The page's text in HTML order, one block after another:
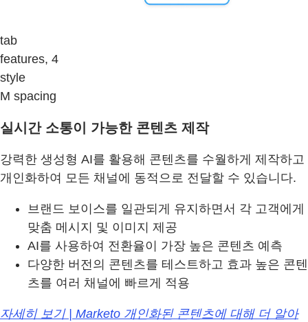
tab
features, 4
style
M spacing
실시간 소통이 가능한 콘텐츠 제작
강력한 생성형 AI를 활용해 콘텐츠를 수월하게 제작하고
개인화하여 모든 채널에 동적으로 전달할 수 있습니다.
브랜드 보이스를 일관되게 유지하면서 각 고객에게
맞춤 메시지 및 이미지 제공
AI를 사용하여 전환율이 가장 높은 콘텐츠 예측
다양한 버전의 콘텐츠를 테스트하고 효과 높은 콘텐
츠를 여러 채널에 빠르게 적용
자세히 보기 | Marketo 개인화된 콘텐츠에 대해 더 알아